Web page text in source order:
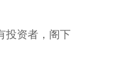
投资者，阁下